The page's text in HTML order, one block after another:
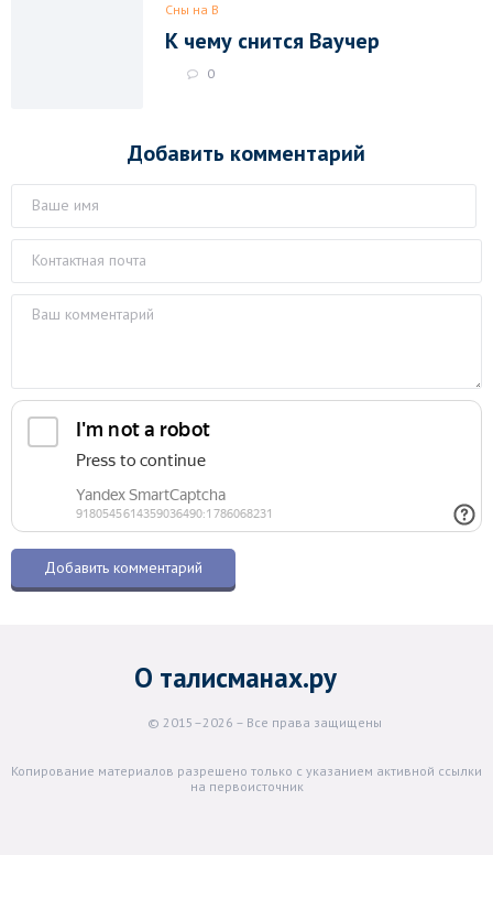
Сны на В
К чему снится Ваучер
0
Добавить комментарий
О талисманах.ру
© 2015–2026 – Все права защищены
Копирование материалов разрешено только с указанием активной ссылки
на первоисточник